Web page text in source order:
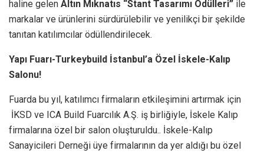
haline gelen Altın Mıknatıs “Stant Tasarımı Ödülleri” ile
markalar ve ürünlerini sürdürülebilir ve yenilikçi bir şekilde
tanıtan katılımcılar ödüllendirilecek.
Yapı Fuarı-Turkeybuild İstanbul’a Özel İskele-Kalıp
Salonu!
Fuarda bu yıl, katılımcı firmaların etkileşimini artırmak için
İKSD ve ICA Build Fuarcılık A.Ş. iş birliğiyle, İskele Kalıp
firmalarına özel bir salon oluşturuldu.. İskele-Kalıp
Sanayicileri Derneği üye firmalarının da yer aldığı bu özel